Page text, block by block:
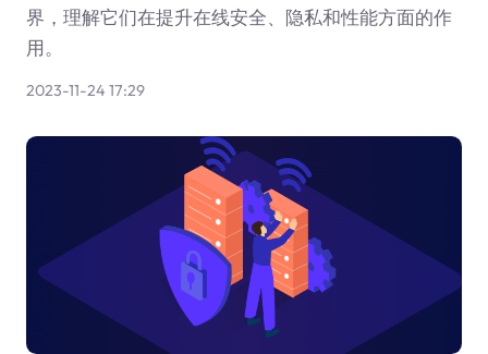
界，理解它们在提升在线安全、隐私和性能方面的作
用。
2023-11-24 17:29